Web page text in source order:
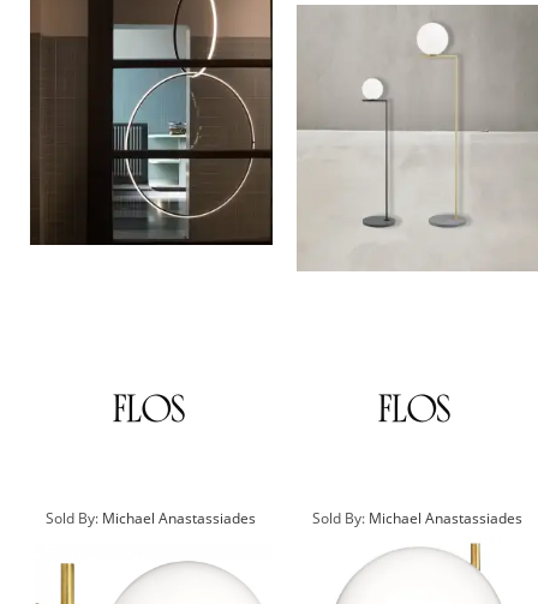
Sold By: Michael Anastassiades Sold By: Michael Anastassiades